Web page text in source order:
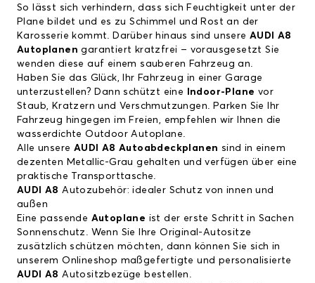
So lässt sich verhindern, dass sich Feuchtigkeit unter der
Plane bildet und es zu Schimmel und Rost an der
Karosserie kommt. Darüber hinaus sind unsere AUDI A8
Autoplanen garantiert kratzfrei – vorausgesetzt Sie
wenden diese auf einem sauberen Fahrzeug an.
Haben Sie das Glück, Ihr Fahrzeug in einer Garage
unterzustellen? Dann schützt eine
Indoor-Plane vor
Staub, Kratzern und Verschmutzungen. Parken Sie Ihr
Fahrzeug hingegen im Freien, empfehlen wir Ihnen die
wasserdichte Outdoor Autoplane.
Alle unsere AUDI A8 Autoabdeckplanen sind in einem
dezenten Metallic-Grau gehalten und verfügen über eine
praktische Transporttasche.
AUDI A8Autozubehör: idealer Schutz von innen und
außen
Eine passende Autoplane ist der erste Schritt in Sachen
Sonnenschutz. Wenn Sie Ihre Original-Autositze
zusätzlich schützen möchten, dann können Sie sich in
unserem Onlineshop maßgefertigte und personalisierte
AUDI A8Autositzbezüge bestellen.